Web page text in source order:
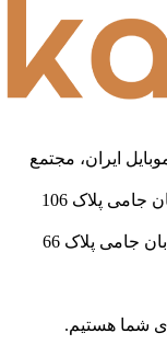
ایران، مجتمع
شعبه دو : تهران خیابان حافظ پایین تر از خیابان جامی پلاک 106
شعبه سه : تهران خیابان حافظ پایین تر از خیابان جامی پلاک 66